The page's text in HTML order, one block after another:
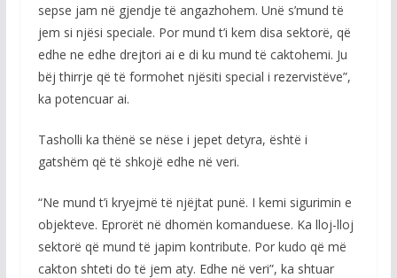
sepse jam në gjendje të angazhohem. Unë s’mund të
jem si njësi speciale. Por mund t’i kem disa sektorë, që
edhe ne edhe drejtori ai e di ku mund të caktohemi. Ju
bëj thirrje që të formohet njësiti special i rezervistëve”,
ka potencuar ai.
Tasholli ka thënë se nëse i jepet detyra, është i
gatshëm që të shkojë edhe në veri.
“Ne mund t’i kryejmë të njëjtat punë. I kemi sigurimin e
objekteve. Eprorët në dhomën komanduese. Ka lloj-lloj
sektorë që mund të japim kontribute. Por kudo që më
cakton shteti do të jem aty. Edhe në veri”, ka shtuar